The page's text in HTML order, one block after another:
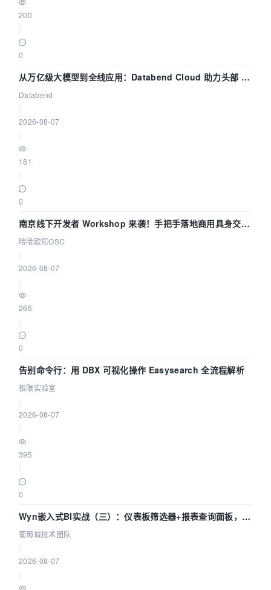
200
0
从万亿级大模型到全线应用：Databend Cloud 助力头部 AI
企业构建全链路 Trace 数据管道
Databend
2026-08-07
181
0
南京线下开发者 Workshop 来袭！手把手落地商用具身交互
智能 Agent 应用
哈哈欧尼OSC
2026-08-07
266
0
告别命令行：用 DBX 可视化操作 Easysearch 全流程解析
极限实验室
2026-08-07
395
0
Wyn嵌入式BI实战（三）：仪表板筛选器+报表查询面板，参
数联动全闭环
葡萄城技术团队
2026-08-07